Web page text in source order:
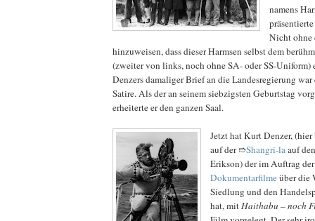
namens
Nicht ohne
hinzuweisen, dass dieser Harmsen selbst dem
(zweiter von links, noch ohne SA- oder SS-Uniform)
Denzers damaliger Brief an die Landesregierung
Satire. Als der an seinem siebzigsten Geburtstag
erheiterte er den ganzen Saal.
Jetzt hat Kurt Denzer,
auf der ➱Shangri-laauf
Erikson) der im Auftrag
Dokumentarfilmeüber die
Siedlung und den
hat, mitHaithabu – noch